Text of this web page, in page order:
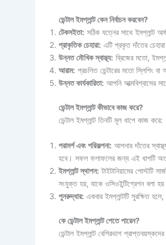
ডেন্টাল ইমপ্লান্ট কেন নির্বাচন করবেন?
টেকসইতা: সঠিক যত্নের সাথে ইমপ্লান্ট
প্রাকৃতিক চেহারা: এটি প্রকৃত দাঁতের
উন্নত মৌখিক স্বাস্থ্য: ব্রিজের মতো,
আরাম: প্রচলিত ডেন্টারের মতো স্লিপিং
উন্নত কার্যকারিতা: আপনি আত্মবিশ্বাসের
ডেন্টাল ইমপ্লান্ট কীভাবে কাজ করে?
ডেন্টাল ইমপ্লান্ট তিনটি মূল ধাপে কাজ করে:
পরামর্শ এবং পরিকল্পনা: আপনার দাঁতের
হবে। সফল ফলাফলের জন্য এই ধাপটি
ইমপ্লান্ট স্থাপন: টাইটানিয়ামের পোস্টটি
সংযুক্ত হয়, যাকে ওসিওইন্টিগ্রেশন বলা
পুনরুদ্ধার: একবার ইমপ্লান্টটি সুরক্ষিত
কে ডেন্টাল ইমপ্লান্ট পেতে পারেন?
ডেন্টাল ইমপ্লান্ট বেশিরভাগ